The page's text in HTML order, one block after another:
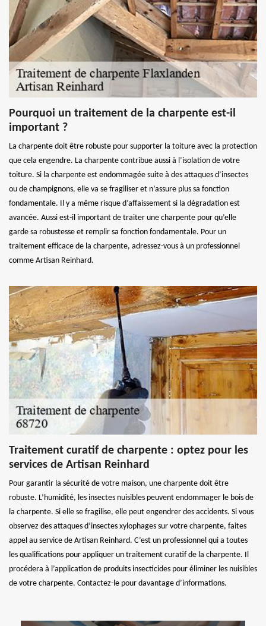
Pourquoi un traitement de la charpente est-il
important ?
La charpente doit être robuste pour supporter la toiture avec la protection
que cela engendre. La charpente contribue aussi à l’isolation de votre
toiture. Si la charpente est endommagée suite à des attaques d’insectes
ou de champignons, elle va se fragiliser et n’assure plus sa fonction
fondamentale. Il y a même risque d’affaissement si la dégradation est
avancée. Aussi est-il important de traiter une charpente pour qu’elle
garde sa robustesse et remplir sa fonction fondamentale. Pour un
traitement efficace de la charpente, adressez-vous à un professionnel
comme Artisan Reinhard.
Traitement curatif de charpente : optez pour les
services de Artisan Reinhard
Pour garantir la sécurité de votre maison, une charpente doit être
robuste. L’humidité, les insectes nuisibles peuvent endommager le bois de
la charpente. Si elle se fragilise, elle peut engendrer des accidents. Si vous
observez des attaques d’insectes xylophages sur votre charpente, faites
appel au service de Artisan Reinhard. C’est un professionnel qui a toutes
les qualifications pour appliquer un traitement curatif de la charpente. Il
procédera à l’application de produits insecticides pour éliminer les nuisibles
de votre charpente. Contactez-le pour davantage d’informations.